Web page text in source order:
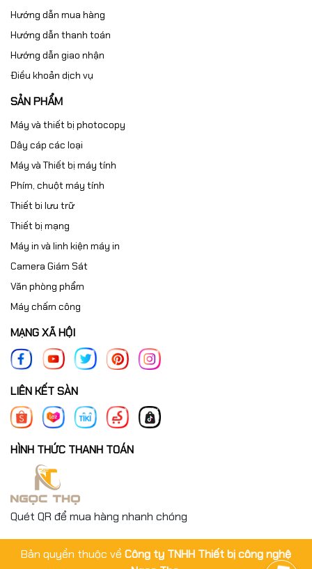
Hướng dẫn mua hàng
Hướng dẫn thanh toán
Hướng dẫn giao nhận
Điều khoản dịch vụ
SẢN PHẨM
Máy và thiết bị photocopy
Dây cáp các loại
Máy và Thiết bị máy tính
Phím, chuột máy tính
Thiết bi lưu trữ
Thiết bị mạng
Máy in và linh kiện máy in
Camera Giám Sát
Văn phòng phẩm
Máy chấm công
MẠNG XÃ HỘI
LIÊN KẾT SÀN
HÌNH THỨC THANH TOÁN
Quét QR để mua hàng nhanh chóng
Bản quyền thuộc về Công ty TNHH Thiết bị công nghệ